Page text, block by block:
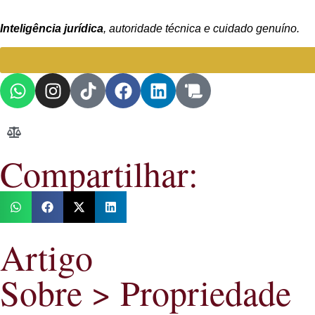
Inteligência jurídica, autoridade técnica e cuidado genuíno.
Compartilhar:
Artigo
Sobre > Propriedade